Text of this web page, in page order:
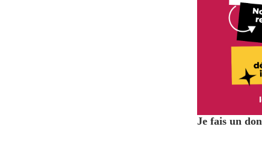
Je fais un don